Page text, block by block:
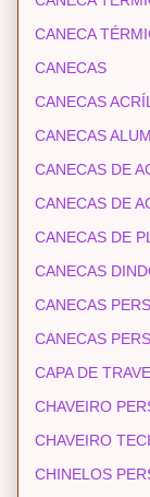
CANECA
CANECAS
CANECAS
CANECAS
CANECAS DE
CANECAS DE
CANECAS DE
CANECAS
CANECAS
CANECAS
CAPA DE
CHAVEIRO
CHAVEIRO
CHINELOS